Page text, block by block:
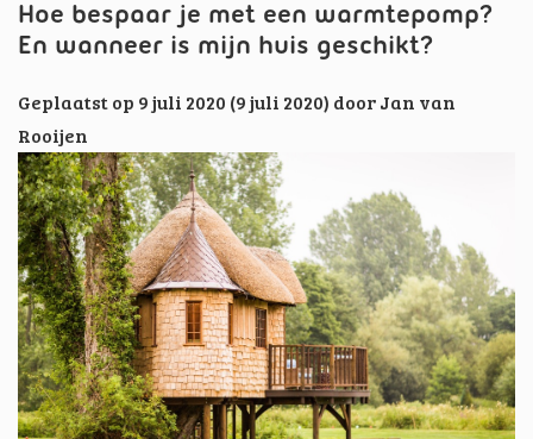
Hoe bespaar je met een warmtepomp?
En wanneer is mijn huis geschikt?
Geplaatst op 9 juli 2020 (9 juli 2020) doorJan van
Rooijen